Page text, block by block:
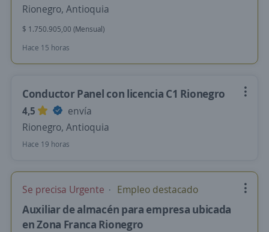
Rionegro, Antioquia
$ 1.750.905,00 (Mensual)
Hace 15 horas
Conductor Panel con licencia C1 Rionegro
4,5
envía
Rionegro, Antioquia
Hace 19 horas
Se precisa Urgente Empleo destacado
Auxiliar de almacén para empresa ubicada
en Zona Franca Rionegro